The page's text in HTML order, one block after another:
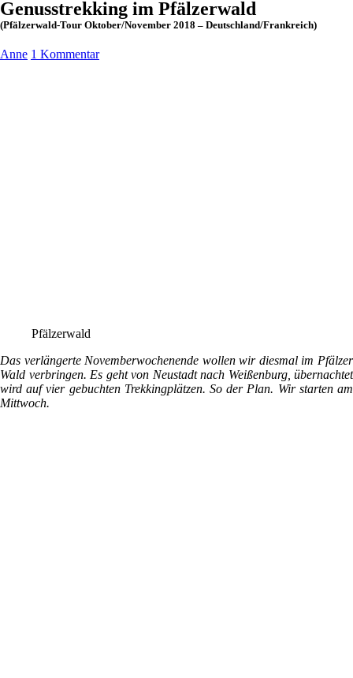
Genusstrekking im Pfälzerwald
(Pfälzerwald-Tour Oktober/November 2018 – Deutschland/Frankreich)
Anne 1 Kommentar
Pfälzerwald
Das verlängerte Novemberwochenende wollen wir diesmal im Pfälzer
Wald verbringen. Es geht von Neustadt nach Weißenburg, übernachtet
wird auf vier gebuchten Trekkingplätzen. So der Plan. Wir starten am
Mittwoch.